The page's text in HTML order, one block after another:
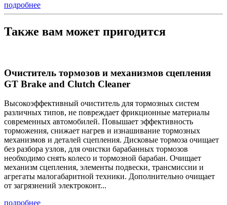
подробнее
Также вам может пригодится
Очиститель тормозов и механизмов сцепления
GT Brake and Clutch Cleaner
Высокоэффективный очиститель для тормозных систем
различных типов, не повреждает фрикционные материалы
современных автомобилей. Повышает эффективность
торможения, снижает нагрев и изнашивание тормозных
механизмов и деталей сцепления. Дисковые тормоза очищает
без разбора узлов, для очистки барабанных тормозов
необходимо снять колесо и тормозной барабан. Очищает
механизм сцепления, элементы подвески, трансмиссии и
агрегаты малогабаритной техники. Дополнительно очищает
от загрязнений электроконт...
подробнее